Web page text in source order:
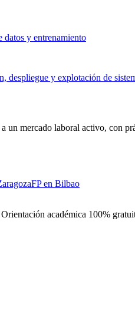
datos y entrenamiento
despliegue y explotación de
un mercado laboral activo, con
FP en Bilbao
académica 100%